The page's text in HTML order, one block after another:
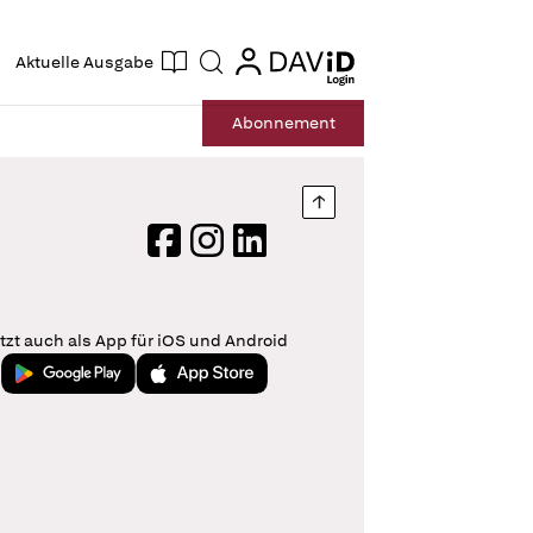
Aktuelle Ausgabe Suche login
login
Abonnement
Nach oben springen
FacebookInstagram
LinkedIn
auch als App für iOS und Android
Jetzt bei Google PlayLaden im App Store